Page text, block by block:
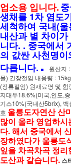
업소용 입니다.
생채를 1차 염도
세척하여 국내(
내산과 별 차이
니다. . 중국에서
의 값싼 사천명
다릅니다. .원산지
물) 간장절임 내용량 :
(장류절임) 원재료명 및
지대두18.6%(미국,인도,
기스10%(국내산5brix),
호 울릉도자연산 산
많이 올라 영업하
다. 해서 중국에서
장하였다가 울릉도
잎을 차곡차곡 정
도산과 같습니다. 스